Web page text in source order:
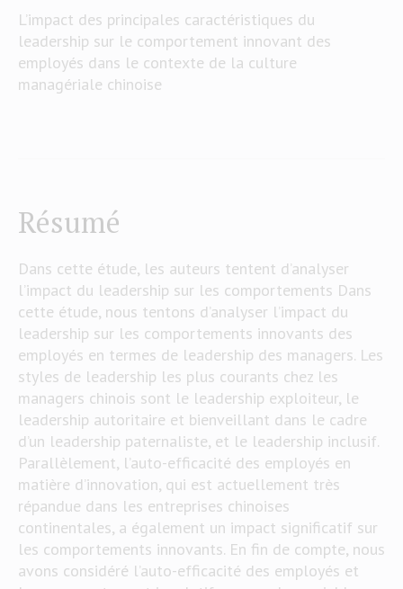
L’impact des principales caractéristiques du
leadership sur le comportement innovant des
employés dans le contexte de la culture
managériale chinoise
Résumé
Dans cette étude, les auteurs tentent d’analyser
l’impact du leadership sur les comportements Dans
cette étude, nous tentons d’analyser l’impact du
leadership sur les comportements innovants des
employés en termes de leadership des managers. Les
styles de leadership les plus courants chez les
managers chinois sont le leadership exploiteur, le
leadership autoritaire et bienveillant dans le cadre
d’un leadership paternaliste, et le leadership inclusif.
Parallèlement, l’auto-efficacité des employés en
matière d’innovation, qui est actuellement très
répandue dans les entreprises chinoises
continentales, a également un impact significatif sur
les comportements innovants. En fin de compte, nous
avons considéré l’auto-efficacité des employés et